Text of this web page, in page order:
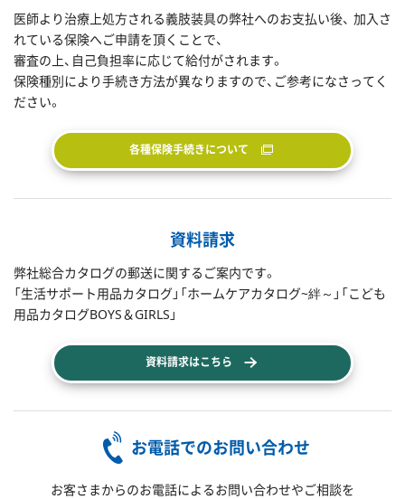
医師より治療上処方される義肢装具の弊社へのお支払い後、 加入さ
れている保険へご申請を頂くことで、
審査の上、自己負担率に応じて給付がされます。
保険種別により手続き方法が異なりますので、ご参考になさってく
ださい。
各種保険手続きについて
資料請求
弊社総合カタログの郵送に関するご案内です。
「生活サポート用品カタログ」「ホームケアカタログ~絆～」「こども
用品カタログBOYS＆GIRLS」
資料請求はこちら
お電話でのお問い合わせ
お客さまからのお電話によるお問い合わせやご相談を